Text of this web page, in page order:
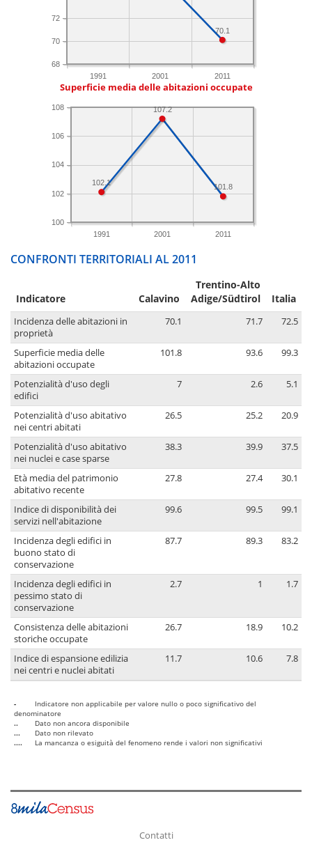
1991 2001 2011
68
70
72
70.1
Superficie media delle abitazioni occupate
1991 2001 2011
100
102
104
106
108
101.8
107.2
102.1
CONFRONTI TERRITORIALI AL 2011
Indicatore Calavino
Trentino-Alto
Adige/Südtirol
Italia
Incidenza delle abitazioni in
proprietà
70.1 71.7 72.5
Superficie media delle
abitazioni occupate
101.8 93.6 99.3
Potenzialità d'uso degli
edifici
7 2.6 5.1
Potenzialità d'uso abitativo
nei centri abitati
26.5 25.2 20.9
Potenzialità d'uso abitativo
nei nuclei e case sparse
38.3 39.9 37.5
Età media del patrimonio
abitativo recente
27.8 27.4 30.1
Indice di disponibilità dei
servizi nell'abitazione
99.6 99.5 99.1
Incidenza degli edifici in
buono stato di
conservazione
87.7 89.3 83.2
Incidenza degli edifici in
pessimo stato di
conservazione
2.7 1 1.7
Consistenza delle abitazioni
storiche occupate
26.7 18.9 10.2
Indice di espansione edilizia
nei centri e nuclei abitati
11.7 10.6 7.8
-
Indicatore non applicabile per valore nullo o poco significativo del
denominatore
..
Dato non ancora disponibile
...
Dato non rilevato
....
La mancanza o esiguità del fenomeno rende i valori non significativi
Contatti